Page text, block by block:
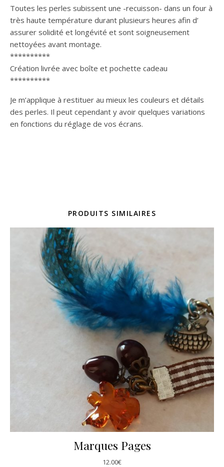
Toutes les perles subissent une -recuisson- dans un four à
très haute température durant plusieurs heures afin d’
assurer solidité et longévité et sont soigneusement
nettoyées avant montage.
**********
Création livrée avec boîte et pochette cadeau
**********
Je m’applique à restituer au mieux les couleurs et détails
des perles. Il peut cependant y avoir quelques variations
en fonctions du réglage de vos écrans.
PRODUITS SIMILAIRES
Marques Pages
12.00€